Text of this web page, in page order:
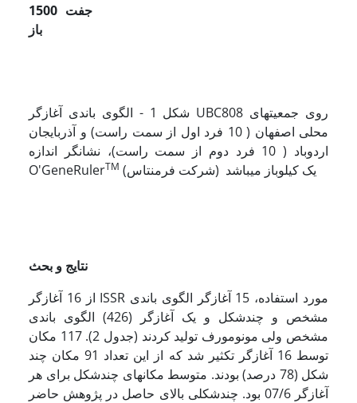
1500 جفت
‌باز
شکل 1 - الگوی باندی آغازگر UBC808 روی جمعیتهای
محلی اصفهان ( 10 فرد اول از سمت راست) و آذربایجان
اردوباد ( 10 فرد دوم از سمت راست)، نشانگر اندازه
O'GeneRulerTM (شرکت فرمنتاس) یک کیلوباز می­باشد
نتایج و بحث
از 16 آغازگر ISSR مورد استفاده، 15 آغازگر الگوی باندی
مشخص و چندشکل و یک آغازگر (426) الگوی باندی
مشخص ولی مونومورف تولید کردند­ (جدول 2).
117 مکان
توسط 16 آغازگر تکثیر شد که از این تعداد 91 مکان چند
شکل (78 درصد) بودند. متوسط مکانهای چندشکل برای هر
آغازگر 07/6 بود. چندشکلی بالای حاصل در پژوهش حاضر